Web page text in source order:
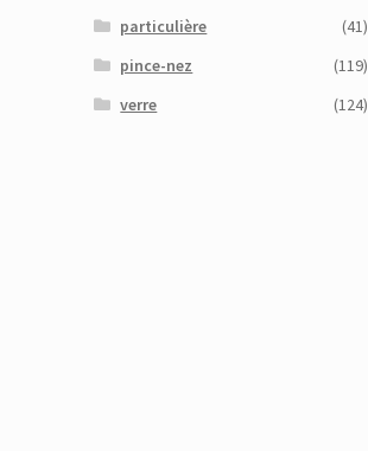
particulière
(41)
pince-nez
(119)
verre
(124)